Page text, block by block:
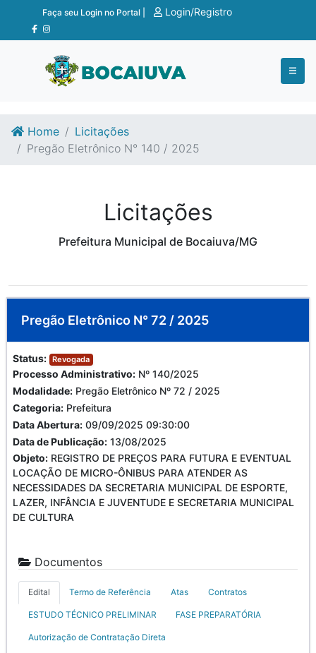
Ir para o conteúdo
Ir para o fim do conteúdo
Faça seu Login no Portal | Login/Registro
Home
Licitações
Pregão Eletrônico N° 140 / 2025
Licitações
Prefeitura Municipal de Bocaiuva/MG
Pregão Eletrônico N° 72 / 2025
Status: Revogada
Processo Administrativo: Nº 140/2025
Modalidade: Pregão Eletrônico Nº 72 / 2025
Categoria: Prefeitura
Data Abertura: 09/09/2025 09:30:00
Data de Publicação: 13/08/2025
Objeto: REGISTRO DE PREÇOS PARA FUTURA E EVENTUAL
LOCAÇÃO DE MICRO-ÔNIBUS PARA ATENDER AS
NECESSIDADES DA SECRETARIA MUNICIPAL DE ESPORTE,
LAZER, INFÂNCIA E JUVENTUDE E SECRETARIA MUNICIPAL
DE CULTURA
Documentos
Edital Termo de Referência Atas Contratos
ESTUDO TÉCNICO PRELIMINAR FASE PREPARATÓRIA
Autorização de Contratação Direta